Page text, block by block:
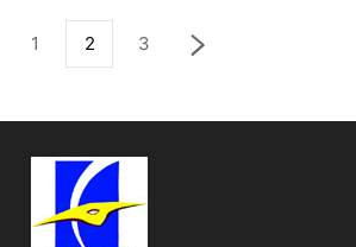
1 2 3